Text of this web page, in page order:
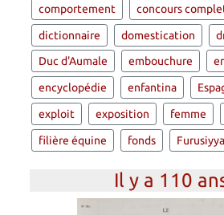
comportement concours
dictionnaire domestication
Duc d'Aumale embouchure
encyclopédie enfantina
exploit exposition femme
filière équine fonds Furusiyya
Il y a 110